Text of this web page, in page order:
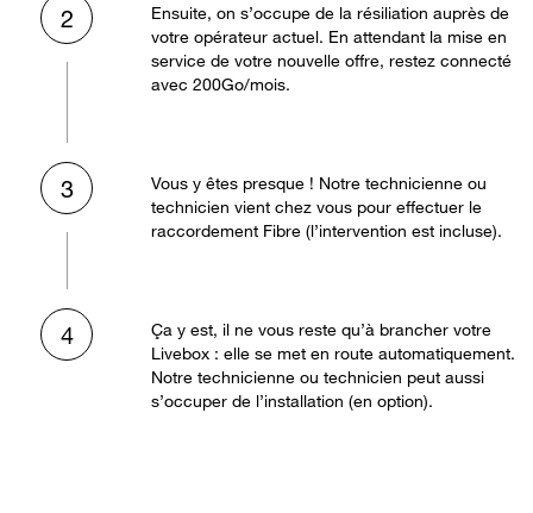
2
Ensuite, on s’occupe de la résiliation auprès de
votre opérateur actuel. En attendant la mise en
service de votre nouvelle offre, restez connecté
avec 200Go/mois.
3
Vous y êtes presque ! Notre technicienne ou
technicien vient chez vous pour effectuer le
raccordement Fibre (l’intervention est incluse).
4
Ça y est, il ne vous reste qu’à brancher votre
Livebox : elle se met en route automatiquement.
Notre technicienne ou technicien peut aussi
s’occuper de l’installation (en option).